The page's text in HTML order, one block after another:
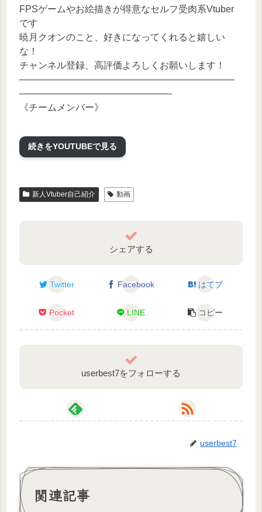
FPSゲームやお絵描きが得意なセルフ受肉系Vtuber
です
暁月クオンのこと、好きになってくれると嬉しい
な！
チャンネル登録、高評価よろしくお願いします！
———————————————————————
————————————————-
《チームメンバー》
かぁくん：https://www.twitch.tv/kxa42
———————————————————————
荒らし行為やほかの視聴者様に迷惑が掛かる行為は
決してしないようにお願い致します。
ご了承ください。
ルールを守って楽しい配信を作りましょう✯
————————————————-
Youtube、Twitchで毎日配信してるから、ぜひ遊びに
もよろしくお願いします！
【Twitter】https://twitter.com/KuonUi_apex548
【Twitch】https://www.twitch.tv/kuon14
———————————————————————
続きをYOUTUBEで見る
新人Vtuber自己紹介 動画
シェアする
Twitter Facebook はてブ
Pocket LINE コピー
userbest7をフォローする
userbest7
関連記事